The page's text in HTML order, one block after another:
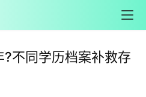
不同学历档案补救存